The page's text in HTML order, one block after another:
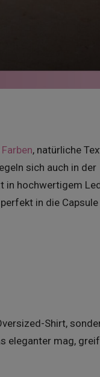
Farben, natürliche
sich auch in der
in hochwertigem
in die Capsule
Shirt,
eleganter mag,